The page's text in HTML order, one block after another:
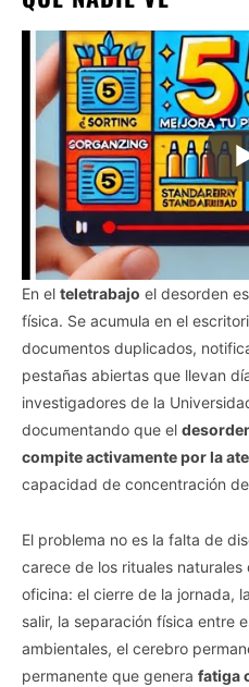
En el teletrabajo el desorden
física. Se acumula en el
documentos duplicados,
pestañas abiertas que llevan
investigadores de la
documentando que el
compite activamente por la
capacidad de concentración
El problema no es la falta de
carece de los rituales
oficina: el cierre de la jornada,
salir, la separación física entre
ambientales, el cerebro
permanente que genera fatiga